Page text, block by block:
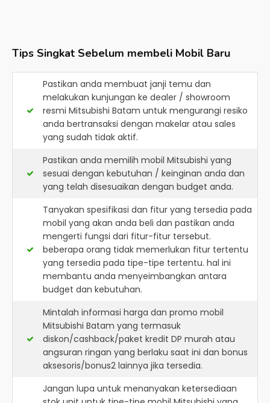
Tips Singkat Sebelum membeli Mobil Baru
Pastikan anda membuat janji temu dan
melakukan kunjungan ke dealer / showroom
resmi Mitsubishi Batam untuk mengurangi resiko
anda bertransaksi dengan makelar atau sales
yang sudah tidak aktif.
Pastikan anda memilih mobil Mitsubishi yang
sesuai dengan kebutuhan / keinginan anda dan
yang telah disesuaikan dengan budget anda.
Tanyakan spesifikasi dan fitur yang tersedia pada
mobil yang akan anda beli dan pastikan anda
mengerti fungsi dari fitur-fitur tersebut.
beberapa orang tidak memerlukan fitur tertentu
yang tersedia pada tipe-tipe tertentu. hal ini
membantu anda menyeimbangkan antara
budget dan kebutuhan.
Mintalah informasi harga dan promo mobil
Mitsubishi Batam yang termasuk
diskon/cashback/paket kredit DP murah atau
angsuran ringan yang berlaku saat ini dan bonus
aksesoris/bonus2 lainnya jika tersedia.
Jangan lupa untuk menanyakan ketersediaan